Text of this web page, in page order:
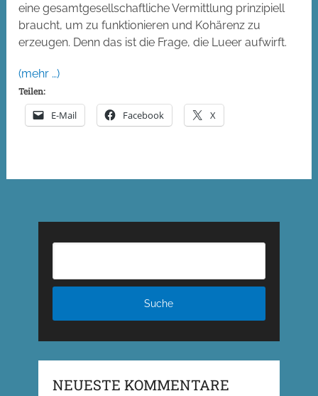
eine gesamtgesellschaftliche Vermittlung prinzipiell
braucht, um zu funktionieren und Kohärenz zu
erzeugen. Denn das ist die Frage, die Lueer aufwirft.
(mehr …)
Teilen:
E-Mail Facebook X
NEUESTE KOMMENTARE